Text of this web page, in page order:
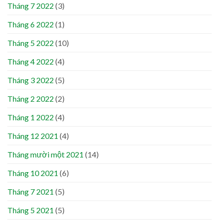
Tháng 7 2022 (3)
Tháng 6 2022 (1)
Tháng 5 2022 (10)
Tháng 4 2022 (4)
Tháng 3 2022 (5)
Tháng 2 2022 (2)
Tháng 1 2022 (4)
Tháng 12 2021 (4)
Tháng mười một 2021 (14)
Tháng 10 2021 (6)
Tháng 7 2021 (5)
Tháng 5 2021 (5)